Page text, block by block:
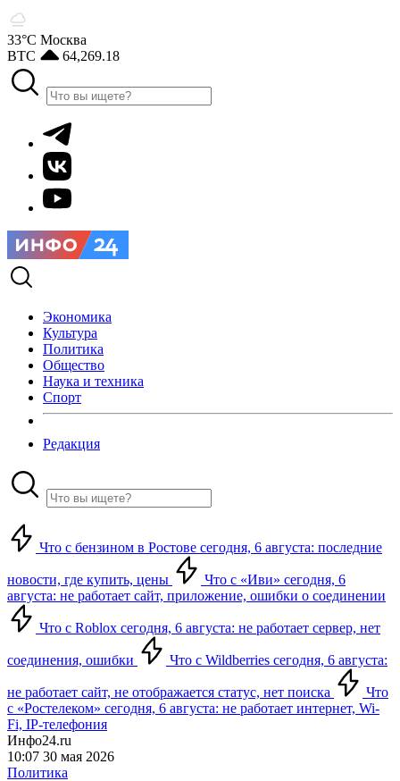
33°С Москва
BTC
64,269.18
Экономика
Культура
Политика
Общество
Наука и техника
Спорт
Редакция
Что с бензином в Ростове сегодня, 6 августа: последние
новости, где купить, цены
Что с «Иви» сегодня, 6
августа: не работает сайт, приложение, ошибки о соединении
Что с Roblox сегодня, 6 августа: не работает сервер, нет
соединения, ошибки Что с Wildberries сегодня, 6 августа:
не работает сайт, не отображается статус, нет поиска
Что
с «Ростелеком» сегодня, 6 августа: не работает интернет, Wi-
Fi, IP-телефония
Инфо24.ru
10:07 30 мая 2026
Политика